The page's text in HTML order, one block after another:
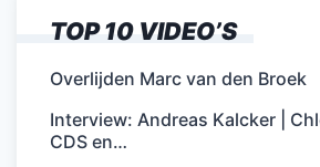
TOP 10 VIDEO’S
Overlijden Marc van den Broek
Interview: Andreas Kalcker |
CDS en…